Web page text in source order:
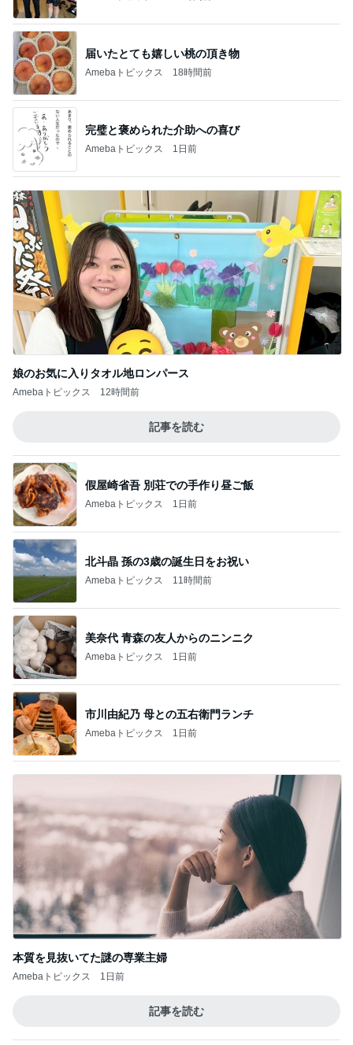
届いたとても嬉しい桃の頂き物
Amebaトピックス 18時間前
完璧と褒められた介助への喜び
Amebaトピックス 1日前
娘のお気に入りタオル地ロンパース
Amebaトピックス 12時間前
記事を読む
假屋崎省吾 別荘での手作り昼ご飯
Amebaトピックス 1日前
北斗晶 孫の3歳の誕生日をお祝い
Amebaトピックス 11時間前
美奈代 青森の友人からのニンニク
Amebaトピックス 1日前
市川由紀乃 母との五右衛門ランチ
Amebaトピックス 1日前
本質を見抜いてた謎の専業主婦
Amebaトピックス 1日前
記事を読む